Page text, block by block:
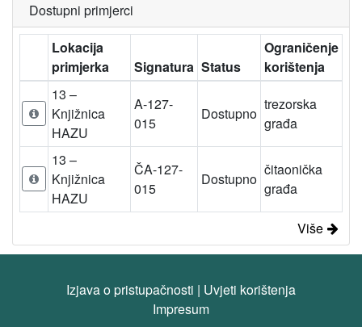
Dostupni primjerci
Lokacija
primjerka
Signatura Status
Ograničenje
korištenja
13 –
Knjižnica
HAZU
A-127-
015
Dostupno
trezorska
građa
13 –
Knjižnica
HAZU
ČA-127-
015
Dostupno
čitaonička
građa
Više
Izjava o pristupačnosti | Uvjeti korištenja
Impresum